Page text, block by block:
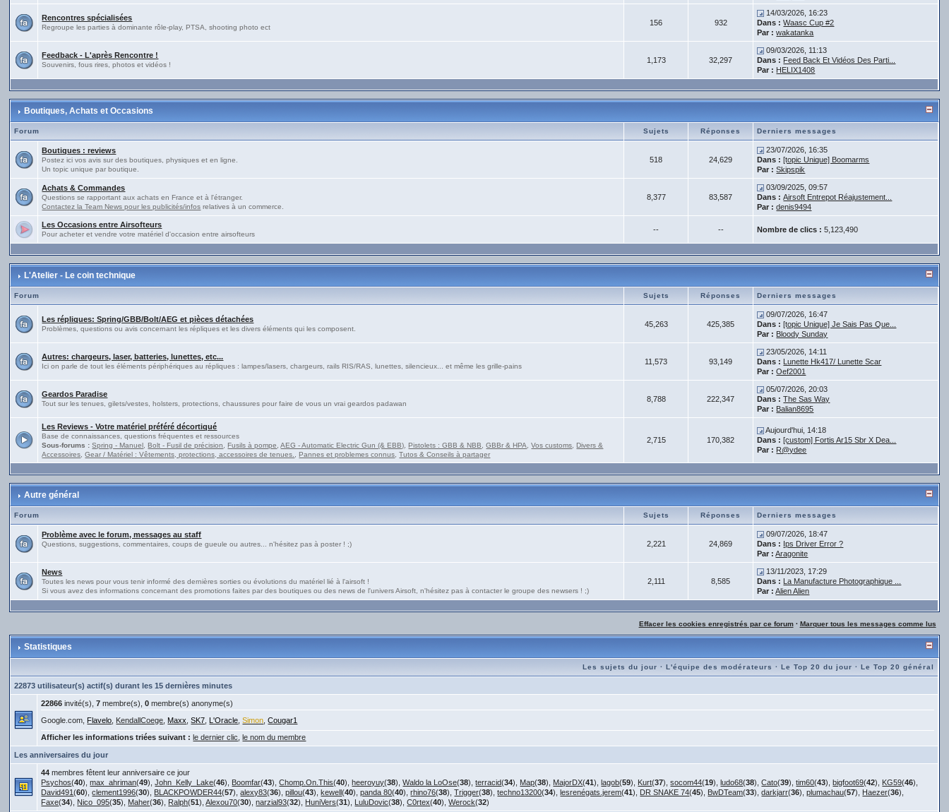
Rencontres spécialisées
Regroupe les parties à dominante rôle-play, PTSA, shooting photo ect
156 932
14/03/2026, 16:23
Dans : Waasc Cup #2
Par : wakatanka
Feedback - L'après Rencontre !
Souvenirs, fous rires, photos et vidéos !
1,173 32,297
09/03/2026, 11:13
Dans : Feed Back Et Vidéos Des Parti...
Par : HELIX1408
Boutiques, Achats et Occasions
Forum Sujets Réponses Derniers messages
Boutiques : reviews
Postez ici vos avis sur des boutiques, physiques et en ligne.
Un topic unique par boutique.
518 24,629
23/07/2026, 16:35
Dans : [topic Unique] Boomarms
Par : Skipspik
Achats & Commandes
Questions se rapportant aux achats en France et à l'étranger.
Contactez la Team News pour les publicités/infos relatives à un commerce.
8,377 83,587
03/09/2025, 09:57
Dans : Airsoft Entrepot Réajustement...
Par : denis9494
Les Occasions entre Airsofteurs
Pour acheter et vendre votre matériel d'occasion entre airsofteurs
-- -- Nombre de clics : 5,123,490
L'Atelier - Le coin technique
Forum Sujets Réponses Derniers messages
Les répliques: Spring/GBB/Bolt/AEG et pièces détachées
Problèmes, questions ou avis concernant les répliques et les divers éléments qui les composent.
45,263 425,385
09/07/2026, 16:47
Dans : [topic Unique] Je Sais Pas Que...
Par : Bloody Sunday
Autres: chargeurs, laser, batteries, lunettes, etc...
Ici on parle de tout les éléments périphériques au répliques : lampes/lasers, chargeurs, rails RIS/RAS, lunettes, silencieux... et même les grille-pains
11,573 93,149
23/05/2026, 14:11
Dans : Lunette Hk417/ Lunette Scar
Par : Oef2001
Geardos Paradise
Tout sur les tenues, gilets/vestes, holsters, protections, chaussures pour faire de vous un vrai geardos padawan
8,788 222,347
05/07/2026, 20:03
Dans : The Sas Way
Par : Balian8695
Les Reviews - Votre matériel préféré décortiqué
Base de connaissances, questions fréquentes et ressources
Sous-forums : Spring - Manuel ,Bolt - Fusil de précision ,Fusils à pompe ,AEG - Automatic Electric Gun (& EBB) ,Pistolets : GBB & NBB ,GBBr & HPA ,Vos customs ,Divers &
Accessoires ,Gear / Matériel : Vêtements, protections, accessoires de tenues. ,Pannes et problemes connus ,Tutos & Conseils à partager
2,715 170,382
Aujourd'hui, 14:18
Dans : [custom] Fortis Ar15 Sbr X Dea...
Par : R@ydee
Autre général
Forum Sujets Réponses Derniers messages
Problème avec le forum, messages au staff
Questions, suggestions, commentaires, coups de gueule ou autres... n'hésitez pas à poster ! ;) 2,221 24,869
09/07/2026, 18:47
Dans : Ips Driver Error ?
Par : Aragonite
News
Toutes les news pour vous tenir informé des dernières sorties ou évolutions du matériel lié à l'airsoft !
Si vous avez des informations concernant des promotions faites par des boutiques ou des news de l'univers Airsoft, n'hésitez pas à contacter le groupe des newsers ! ;)
2,111 8,585
13/11/2023, 17:29
Dans : La Manufacture Photographique ...
Par : Alien Alien
Effacer les cookies enregistrés par ce forum· Marquer tous les messages comme lus
Statistiques
Les sujets du jour ·L'équipe des modérateurs ·Le Top 20 du jour ·Le Top 20 général
22873 utilisateur(s) actif(s) durant les 15 dernières minutes
22866 invité(s),7 membre(s),0 membre(s) anonyme(s)
Google.com, Flavelo KendallCoege Maxx ,SK7 L'Oracle ,Simon ,Cougar1
Afficher les informations triées suivant : le dernier clic ,le nom du membre
Les anniversaires du jour
44 membres fêtent leur anniversaire ce jour
Psychos(40),max_ahriman(49),John_Kelly_Lake(46), Boomfar(43),Chomp.On.This(40),heeroyuy(38),Waldo la LoOse(38),terracid(34), Map(38), MajorDX(41),lagob(59), Kurt(37),socom44(19),ludo68(38),Cato(39),tim60(43),bigfoot69(42), KG59(46),
David491(60),clement1996(30), BLACKPOWDER44(57),alexy83(36),pillou(43),kewell(40),panda 80(40),rhino76(38),Trigger(38),techno13200(34),lesrenégats.jerem(41), DR SNAKE 74(45), BwDTeam(33),darkjarr(36),plumachau(57), Haezer(36),
Faxe(34), Nico_095(35), Maher(36), Ralph(51),Alexou70(30),narzial93(32), HuniVers(31), LuluDovic(38),C0rtex(40),Werock(32)